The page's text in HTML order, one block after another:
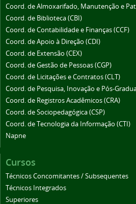
Coord. de Almoxarifado, Manutenção e
Coord. de Biblioteca (CBI)
Coord. de Contabilidade e Finanças (CCF)
Coord. de Apoio à Direção (CDI)
Coord. de Extensão (CEX)
Coord. de Gestão de Pessoas (CGP)
Coord. de Licitações e Contratos (CLT)
Coord. de Pesquisa, Inovação e Pós-
Coord. de Registros Acadêmicos (CRA)
Coord. de Sociopedagógica (CSP)
Coord. de Tecnologia da Informação (CTI)
Napne
Cursos
Técnicos Concomitantes / Subsequentes
Técnicos Integrados
Superiores